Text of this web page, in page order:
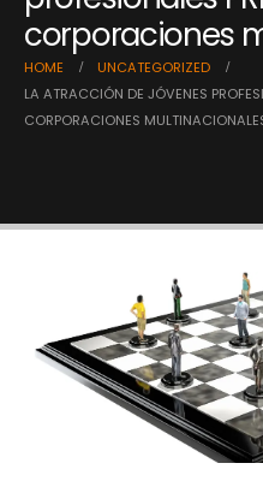
corporaciones
HOME
UNCATEGORIZED
LA ATRACCIÓN DE JÓVENES
CORPORACIONES